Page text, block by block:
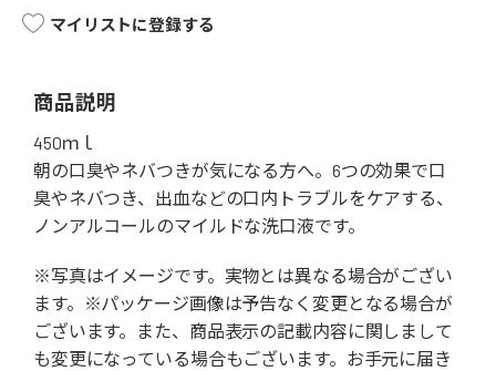
マイリストに登録する
商品説明
450ｍｌ
朝の口臭やネバつきが気になる方へ。6つの効果で口
臭やネバつき、出血などの口内トラブルをケアする、
ノンアルコールのマイルドな洗口液です。
※写真はイメージです。実物とは異なる場合がござい
ます。※パッケージ画像は予告なく変更となる場合が
ございます。また、商品表示の記載内容に関しまして
も変更になっている場合もございます。お手元に届き